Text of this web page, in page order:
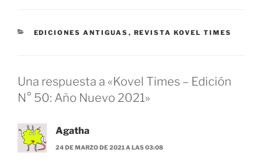
CATEGORÍAS
EDICIONES ANTIGUAS , REVISTA KOVEL TIMES
Una respuesta a «Kovel Times – Edición
N° 50: Año Nuevo 2021»
Agatha
24 DE MARZO DE 2021 A LAS 03:08